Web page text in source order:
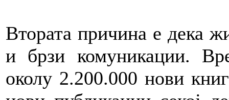
Втората причина е дека
и брзи комуникации.
околу 2.200.000 нови